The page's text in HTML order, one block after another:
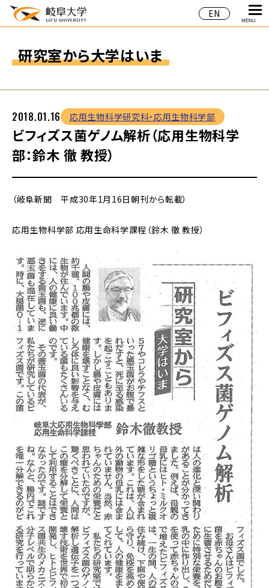
EN
MENU
研究室から大学はいま
ビフィズス菌ゲノム解析（応用生物科学
部：鈴木 徹 教授）
2018.01.16 応用生物科学研究科・応用生物科学部
（岐阜新聞 平成30年1月16日朝刊から転載）
応用生物科学部 応用生命科学課程（鈴木 徹 教授）